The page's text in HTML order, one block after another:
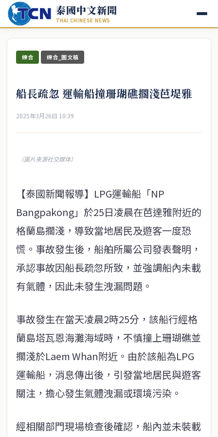
泰國中文新聞
THAI CHINESE NEWS
綜合 綜合_圖文稿
船長疏忽 運輸船撞珊瑚礁擱淺芭堤雅
2025年3月26日 10:39
（圖片來源社交媒体）
【泰國新聞報導】LPG運輸船「NP
Bangpakong」於25日凌晨在芭達雅附近的
格蘭島擱淺，導致當地居民及遊客一度恐
慌。事故發生後，船舶所屬公司發表聲明，
承認事故因船長疏忽所致，並強調船內未載
有氣體，因此未發生洩漏問題。
事故發生在當天凌晨2時25分，該船行經格
蘭島塔瓦恩海灘海域時，不慎撞上珊瑚礁並
擱淺於Laem Whan附近。由於該船為LPG
運輸船，消息傳出後，引發當地居民與遊客
關注，擔心發生氣體洩漏或環境污染。
經相關部門現場檢查後確認，船內並未裝載